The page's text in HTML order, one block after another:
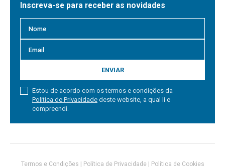
Inscreva-se para receber as novidades
ENVIAR
Estou de acordo com os termos e condições da
Política de Privacidade deste website, a qual li e
compreendi.
Termos e Condições Política de Privacidade Política de Cookies